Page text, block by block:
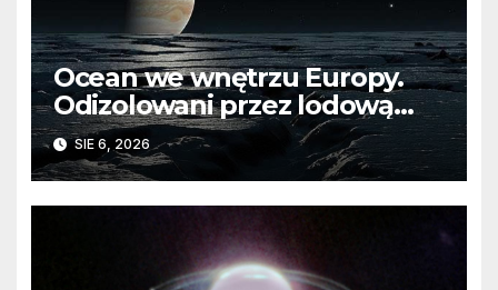
Ocean we wnętrzu Europy.
Odizolowani przez lodową
barierę
SIE 6, 2026